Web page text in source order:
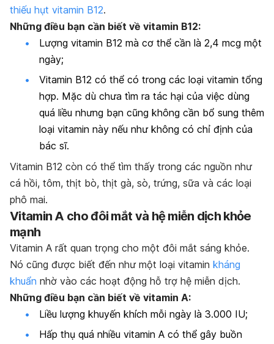
thiếu hụt vitamin B12.
Những điều bạn cần biết về vitamin B12:
Lượng vitamin B12 mà cơ thể cần là 2,4 mcg một
ngày;
Vitamin B12 có thể có trong các loại vitamin tổng
hợp. Mặc dù chưa tìm ra tác hại của việc dùng
quá liều nhưng bạn cũng không cần bổ sung thêm
loại vitamin này nếu như không có chỉ định của
bác sĩ.
Vitamin B12 còn có thể tìm thấy trong các nguồn như
cá hồi, tôm, thịt bò, thịt gà, sò, trứng, sữa và các loại
phô mai.
Vitamin A cho đôi mắt và hệ miễn dịch khỏe
mạnh
Vitamin A rất quan trọng cho một đôi mắt sáng khỏe.
Nó cũng được biết đến như một loại vitamin kháng
khuẩn nhờ vào các hoạt động hỗ trợ hệ miễn dịch.
Những điều bạn cần biết về vitamin A:
Liều lượng khuyến khích mỗi ngày là 3.000 IU;
Hấp thụ quá nhiều vitamin A có thể gây buồn